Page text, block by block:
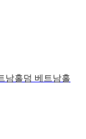
남홀덤 베트남홀